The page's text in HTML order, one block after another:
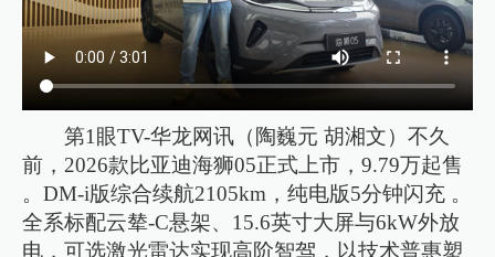
第1眼TV-华龙网讯（陶巍元 胡湘文）不久
前，2026款比亚迪海狮05正式上市，9.79万起售
。DM-i版综合续航2105km，纯电版5分钟闪充 。
全系标配云辇-C悬架、15.6英寸大屏与6kW外放
电，可选激光雷达实现高阶智驾，以技术普惠塑